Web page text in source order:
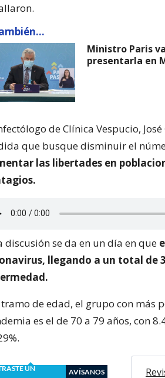
Ministro Paris
presentarla en
de Clínica Vespucio,
que busque disminuir el
las libertades en
discusión se da en un día en que
llegando a un total de
tramo de edad, el grupo con más
es el de 70 a 79 años, con
UN
AVÍSANOS